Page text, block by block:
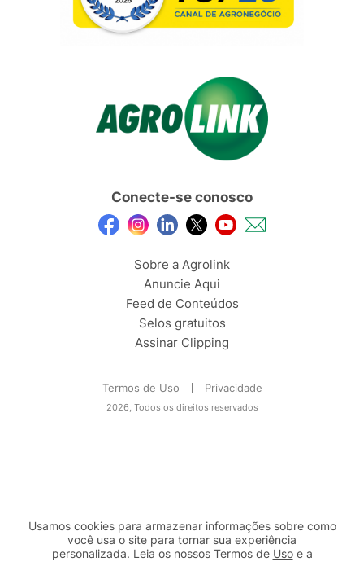
Conecte-se conosco
Sobre a Agrolink
Anuncie Aqui
Feed de Conteúdos
Selos gratuitos
Assinar Clipping
Termos de Uso Privacidade
2026, Todos os direitos reservados
Usamos cookies para armazenar informações sobre como
você usa o site para tornar sua experiência
personalizada. Leia os nossos Termos de Usoe a